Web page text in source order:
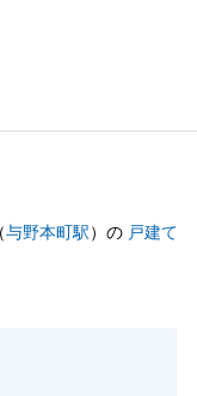
いただけたと考
とでご不安な思
後まで大切なご
変うれしく思っ
し、お手続き・
与野本町駅）の 戸建て